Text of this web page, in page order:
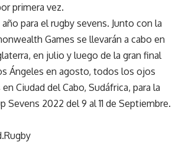
primera vez.
para el rugby sevens. Junto con la
Games se llevarán a cabo en
en julio y luego de la gran final
Ángeles en agosto, todos los ojos
Ciudad del Cabo, Sudáfrica, para la
Sevens 2022 del 9 al 11 de Septiembre.